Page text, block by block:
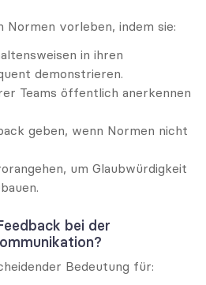
vorleben, indem sie:
in ihren
demonstrieren.
Teams öffentlich anerkennen
geben, wenn Normen nicht
um Glaubwürdigkeit
bei der
Bedeutung für: